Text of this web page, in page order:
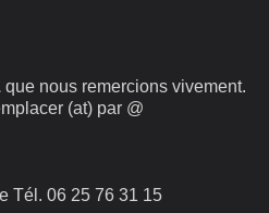
que nous remercions vivement.
(at) par @
Tél. 06 25 76 31 15